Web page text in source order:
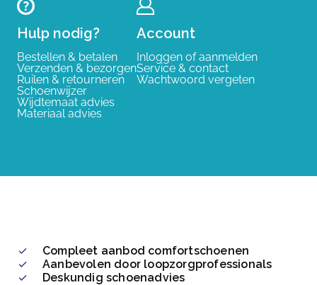
Hulp nodig?
Bestellen & betalen
Verzenden & bezorgen
Ruilen & retourneren
Schoenwijzer
Wijdtemaat advies
Materiaal advies
Account
Inloggen of aanmelden
Service & contact
Wachtwoord vergeten
Compleet aanbod comfortschoenen
Aanbevolen door loopzorgprofessionals
Deskundig schoenadvies